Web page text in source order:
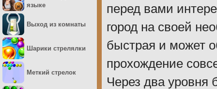
перед вами
город на своей
быстрая и может
прохождение
Через два уровня
языке
Выход из комнаты
Шарики стрелялки
Меткий стрелок